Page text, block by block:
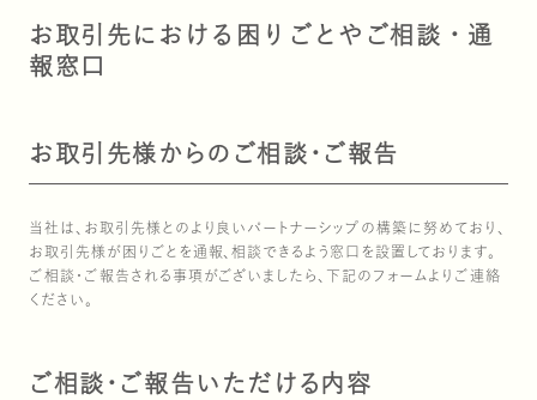
商品情報トップ
商品情報
雪国まいたけ極
きのこ大百科
家のまわりのきの
サステナビリティ
ESG関連デー
会社情報
沿革
お取引先における困りごとやご相談・通
報窓口
お取引先様からのご相談・ご報告
当社は、お取引先様とのより良いパートナーシップの構築に努めており、
お取引先様が困りごとを通報、相談できるよう窓口を設置しております。
ご相談・ご報告される事項がございましたら、下記のフォームよりご連絡
ください。
ご相談・ご報告いただける内容